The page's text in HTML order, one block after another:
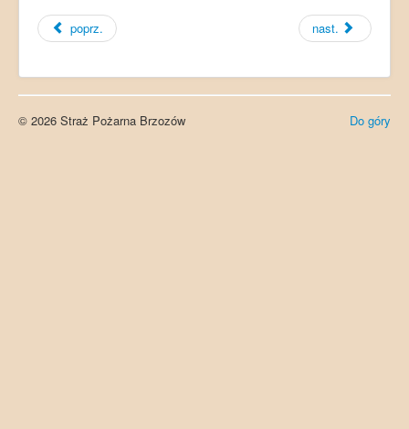
poprz. nast.
Do góry
© 2026 Straż Pożarna Brzozów